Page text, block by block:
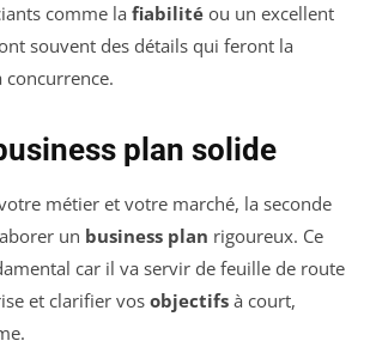
comme la fiabilité ou un excellent
souvent des détails qui feront la
concurrence.
plan solide
métier et votre marché, la seconde
un business plan rigoureux. Ce
car il va servir de feuille de route
et clarifier vosobjectifs à court,